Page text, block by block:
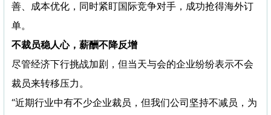
善、成本优化，同时紧盯国际竞争对手，成功抢得海外订
单。
不裁员稳人心，薪酬不降反增
尽管经济下行挑战加剧，但当天与会的企业纷纷表示不会
裁员来转移压力。
“近期行业中有不少企业裁员，但我们公司坚持不减员，为